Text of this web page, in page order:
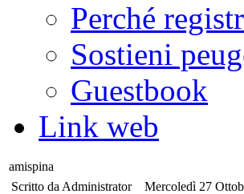
Perché
Sostieni
Guestbook
Link web
amispina
Scritto da Administrator
Mercoledì 27